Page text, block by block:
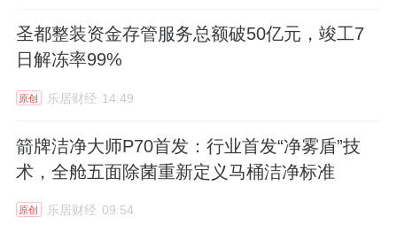
圣都整装资金存管服务总额破50亿元，竣工7
日解冻率99%
原创 乐居财经 14:49
箭牌洁净大师P70首发：行业首发“净雾盾”技
术，全舱五面除菌重新定义马桶洁净标准
原创 乐居财经 09:54